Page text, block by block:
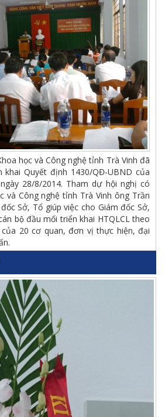
học và Công nghệ tỉnh Trà Vinh đã
khai Quyết định 1430/QĐ-UBND của
28/8/2014. Tham dự hội nghị có
và Công nghệ tỉnh Trà Vinh ông Trần
Sở, Tổ giúp việc cho Giám đốc Sở,
bộ đầu mối triển khai HTQLCL theo
của 20 cơ quan, đơn vị thực hiện, đại